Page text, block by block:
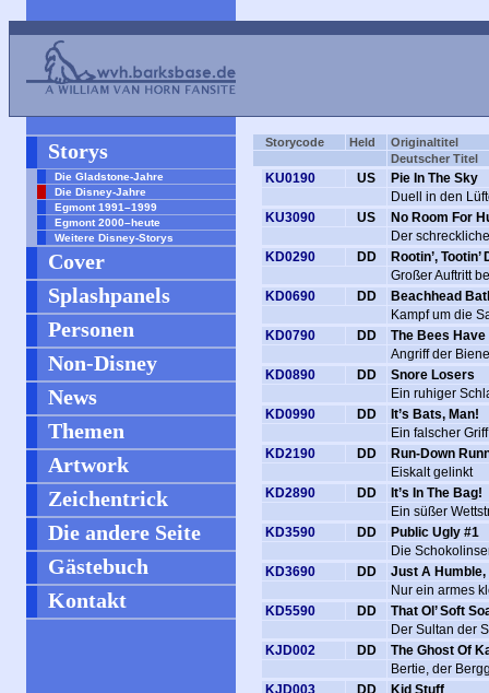
Storys
Die Gladstone-Jahre
Die Disney-Jahre
Egmont 1991–1999
Egmont 2000–heute
Weitere Disney-Storys
Cover
Splashpanels
Personen
Non-Disney
News
Themen
Artwork
Zeichentrick
Die andere Seite
Gästebuch
Kontakt
Storycode Held
Originaltitel
Deutscher Titel
KU0190 US
Pie In The Sky
Duell in den
KU3090
US
No Room For
Der
KD0290
DD
Rootin’, Tootin’
Großer Auftritt
KD0690
DD
Beachhead
Kampf um die
KD0790
DD
The Bees Have
Angriff der
KD0890
DD
Snore Losers
Ein ruhiger
KD0990
DD
It’s Bats, Man!
Ein falscher
KD2190
DD
Run-Down
Eiskalt gelinkt
KD2890
DD
It’s In The Bag!
Ein süßer
KD3590
DD
Public Ugly #1
Die
KD3690
DD
Just A
Nur ein armes
KD5590
DD
That Ol’ Soft
Der Sultan der
KJD002
DD
The Ghost Of
Bertie, der
KJD003
DD
Kid Stuff